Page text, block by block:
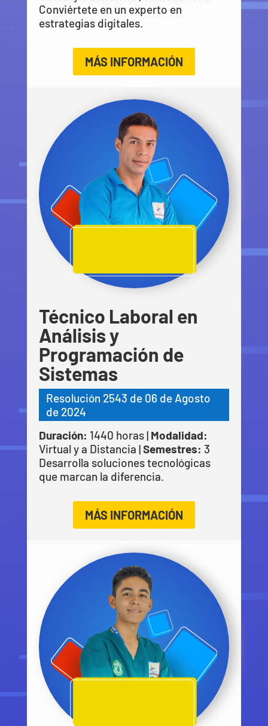
Conviértete en un experto en
estrategias digitales.
MÁS INFORMACIÓN
Técnico Laboral en
Análisis y
Programación de
Sistemas
Resolución 2543 de 06 de Agosto
de 2024
Duración: 1440 horas | Modalidad:
Virtual y a Distancia |Semestres: 3
Desarrolla soluciones tecnológicas
que marcan la diferencia.
MÁS INFORMACIÓN